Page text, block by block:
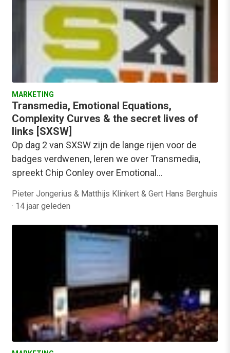
MARKETING
Transmedia, Emotional Equations,
Complexity Curves & the secret lives of
links [SXSW]
Op dag 2 van SXSW zijn de lange rijen voor de
badges verdwenen, leren we over Transmedia,
spreekt Chip Conley over Emotional…
Pieter Jongerius & Matthijs Klinkert & Gert Hans Berghuis
· 14 jaar geleden